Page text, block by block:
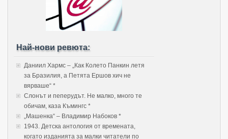
Най-нови ревюта:
Даниил Хармс – „Как Колето Панкин летя
за Бразилия, а Петята Ершов хич не
вярваше“ *
Слонът и пеперудът. Не малко, много те
обичам, каза Къмингс *
„Машенка“ – Владимир Набоков *
1943. Детска антология от времената,
когато изданията за малки читатели по